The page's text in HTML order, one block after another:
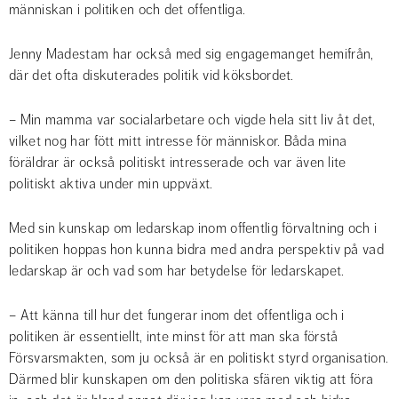
människan i politiken och det offentliga.
Jenny Madestam har också med sig engagemanget hemifrån,
där det ofta diskuterades politik vid köksbordet.
– Min mamma var socialarbetare och vigde hela sitt liv åt det,
vilket nog har fött mitt intresse för människor. Båda mina
föräldrar är också politiskt intresserade och var även lite
politiskt aktiva under min uppväxt.
Med sin kunskap om ledarskap inom offentlig förvaltning och i
politiken hoppas hon kunna bidra med andra perspektiv på vad
ledarskap är och vad som har betydelse för ledarskapet.
– Att känna till hur det fungerar inom det offentliga och i
politiken är essentiellt, inte minst för att man ska förstå
Försvarsmakten, som ju också är en politiskt styrd organisation.
Därmed blir kunskapen om den politiska sfären viktig att föra